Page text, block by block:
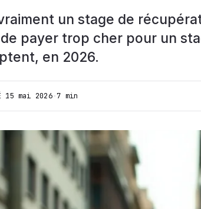
un stage de
payer trop cher pour un
en 2026.
15 mai 2026·7 min